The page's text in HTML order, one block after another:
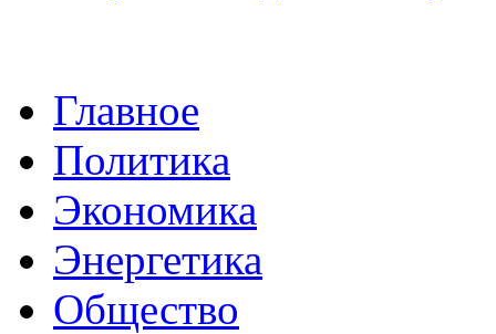
Главное
Политика
Экономика
Энергетика
Общество